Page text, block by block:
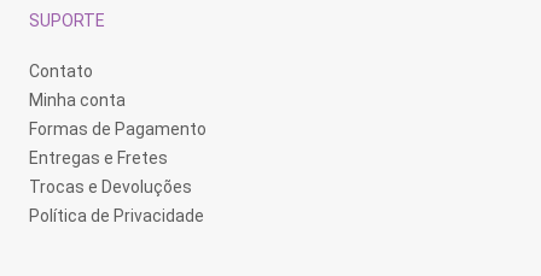
SUPORTE
Contato
Minha conta
Formas de Pagamento
Entregas e Fretes
Trocas e Devoluções
Política de Privacidade